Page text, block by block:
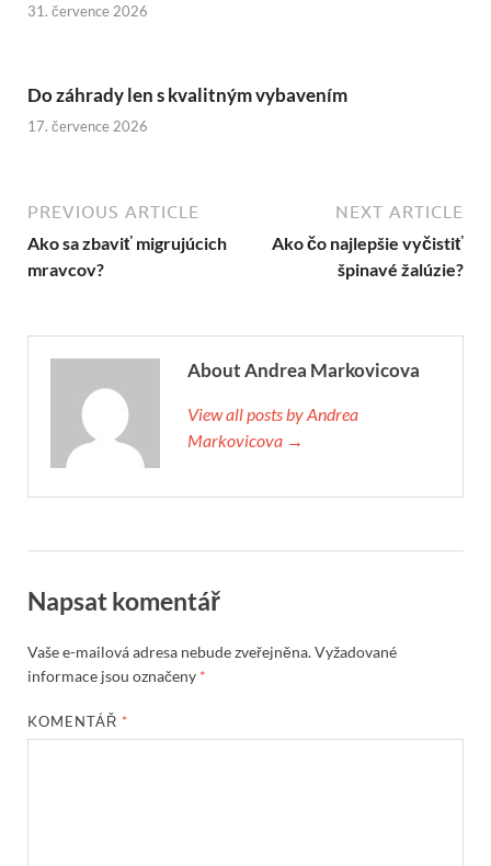
31. července 2026
Do záhrady len s kvalitným vybavením
17. července 2026
PREVIOUS ARTICLE
Ako sa zbaviť migrujúcich
mravcov?
NEXT ARTICLE
Ako čo najlepšie vyčistiť
špinavé žalúzie?
About Andrea Markovicova
View all posts by Andrea
Markovicova →
Napsat komentář
Vaše e-mailová adresa nebude zveřejněna.Vyžadované
informace jsou označeny *
KOMENTÁŘ *